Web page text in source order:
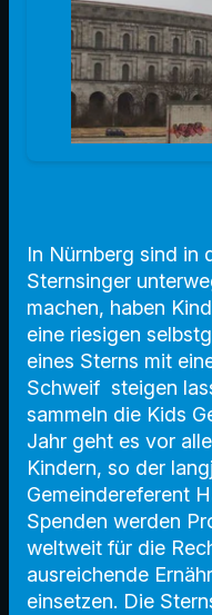
In Nürnberg sind in
Sternsinger
machen, haben
eine riesigen
eines Sterns mit
Schweif steigen
sammeln die Kids
Jahr geht es vor
Kindern, so der
Gemeindereferent
Spenden werden
weltweit für die
ausreichende
einsetzen. Die